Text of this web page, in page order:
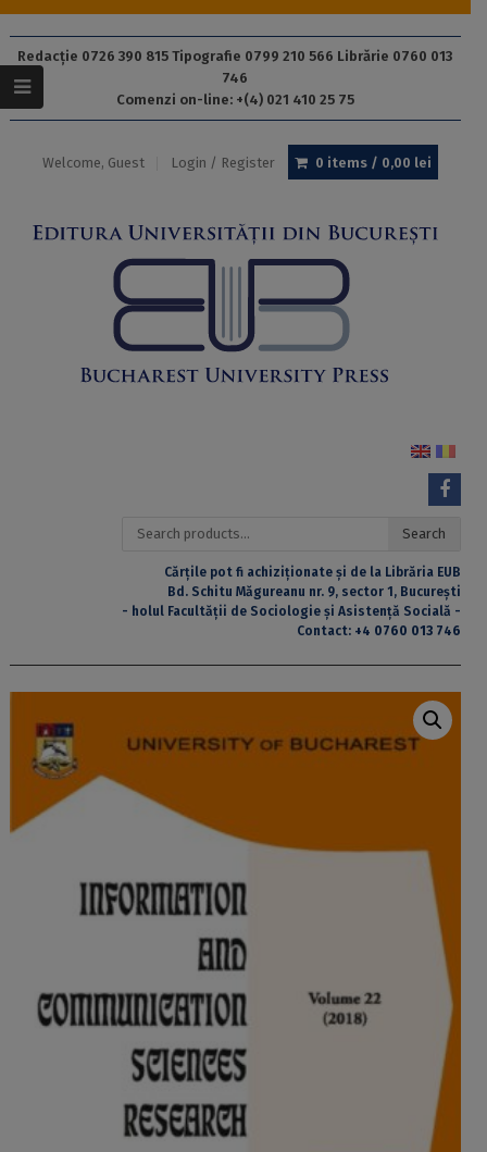
Redacție 0726 390 815 Tipografie 0799 210 566 Librărie 0760 013
746
Comenzi on-line: +(4) 021 410 25 75
Welcome, Guest Login / Register 0 items / 0,00 lei
Search
Search
Cărțile pot fi achiziționate și de la Librăria EUB
Bd. Schitu Măgureanu nr. 9, sector 1, București
- holul Facultății de Sociologie și Asistență Socială -
Contact: +4 0760 013 746